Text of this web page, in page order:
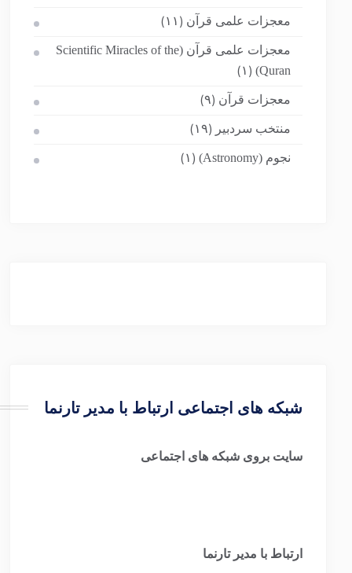
معجزات علمی قرآن (۱۱)
معجزات علمی قرآن (Scientific Miracles of the
Quran)
(۱)
معجزات قرآن (۹)
منتخب سردبیر (۱۹)
نجوم (Astronomy) (۱)
شبکه های اجتماعی ارتباط با مدیر تارنما
سایت بروی شبکه های اجتماعی
ارتباط با مدیر تارنما